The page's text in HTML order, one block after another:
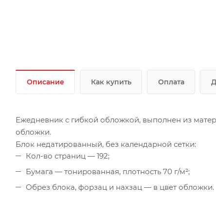
Описание Как купить Оплата
Ежедневник с гибкой обложкой, выполнен из
обложки.
Блок недатированный, без календарной сетки:
Кол-во страниц — 192;
Бумага — тонированная, плотность 70 г/м²;
Обрез блока, форзац и нахзац — в цвет обложки.